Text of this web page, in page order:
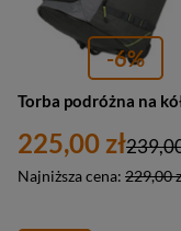
-6%
225,00 zł
Najniższa cena: 229,00